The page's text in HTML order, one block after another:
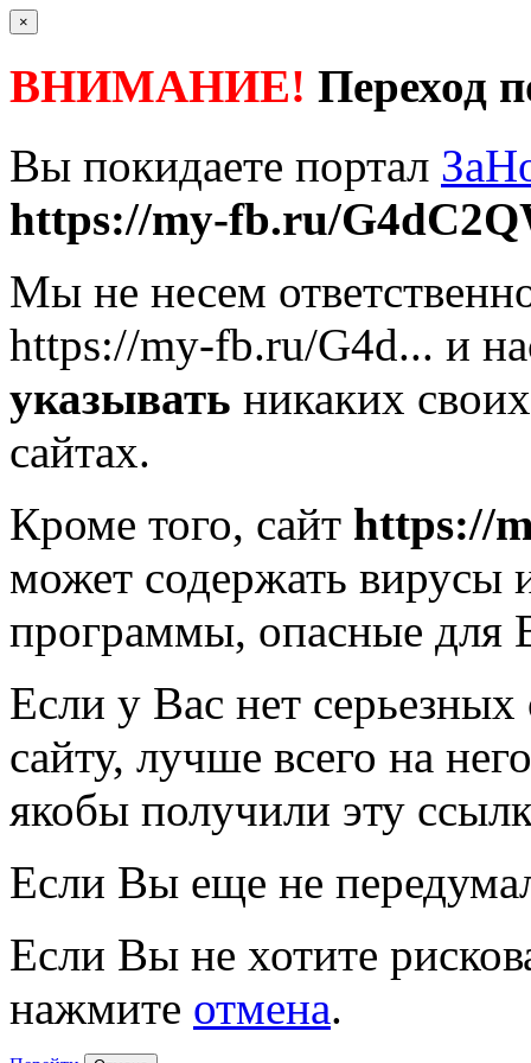
×
ВНИМАНИЕ! Переход
Вы покидаете портал
https://my-fb.ru/
Мы не несем
https://my-fb.ru/G4d... и
указывать никаких
сайтах.
Кроме того, сайт https://
может содержать вирусы
программы, опасные для
Если у Вас нет
сайту, лучше всего на
якобы получили эту
Если Вы еще не
Если Вы не хотите
нажмите отмена.